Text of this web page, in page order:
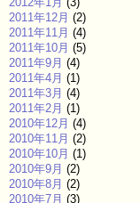
2011年12月 (2)
2011年11月 (4)
2011年10月 (5)
2011年9月 (4)
2011年4月 (1)
2011年3月 (4)
2011年2月 (1)
2010年12月 (4)
2010年11月 (2)
2010年10月 (1)
2010年9月 (2)
2010年8月 (2)
2010年7月 (3)